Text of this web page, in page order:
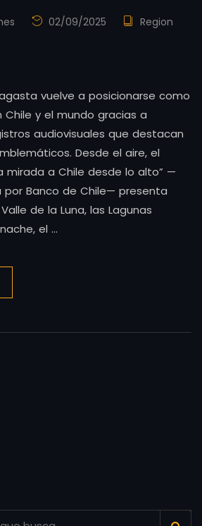
02/09/2025 Region
vuelve a posicionarse como
y el mundo gracias a
audiovisuales que destacan
Desde el aire, el
mirada a Chile desde lo alto” —
por Banco de Chile— presenta
de la Luna, las Lagunas
el …